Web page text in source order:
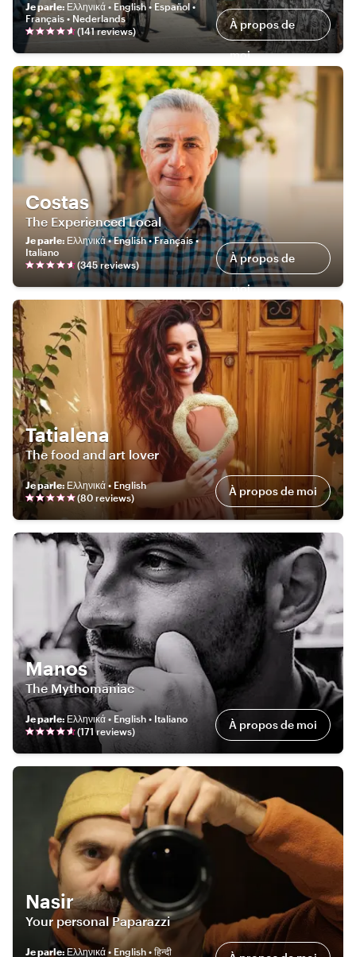
Je parle: Ελληνικά • English • Español •
Français • Nederlands
(141reviews) À propos de
moi
Costas
The Experienced Local
Je parle: Ελληνικά • English • Français •
Italiano
(345reviews) À propos de
moi
Tatialena
The food and art lover
Je parle: Ελληνικά • English
(80 reviews) À propos de moi
Manos
The Mythomaniac
Je parle: Ελληνικά • English • Italiano
(171 reviews) À propos de moi
Nasir
Your personal Paparazzi
Je parle: Ελληνικά • English • हिन्दी